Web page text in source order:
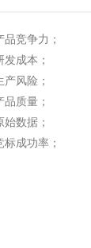
竞争力；
成本；
风险；
质量；
数据；
成功率；